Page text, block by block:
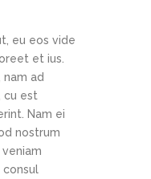
eu eos vide
et ius.
ad
cu est
Nam ei
nostrum
consul